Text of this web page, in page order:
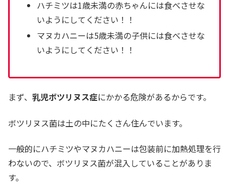
ハチミツは1歳未満の赤ちゃんには食べさせな
いようにしてください！！
マヌカハニーは5歳未満の子供には食べさせな
いようにしてください！！
まず、 乳児ボツリヌス症にかかる危険があるからです。
ボツリヌス菌は土の中にたくさん住んでいます。
一般的にハチミツやマヌカハニーは包装前に加熱処理を行
わないので、ボツリヌス菌が混入していることがありま
す。